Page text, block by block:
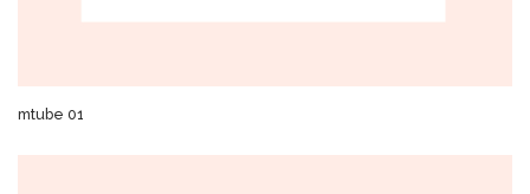
mtube 01